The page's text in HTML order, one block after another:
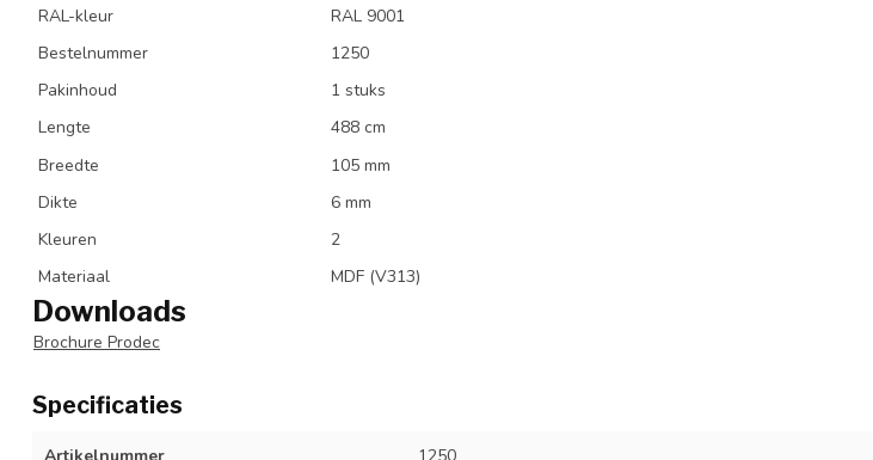
RAL-kleur
RAL 9001
Bestelnummer
1250
Pakinhoud
1 stuks
Lengte
488 cm
Breedte
105 mm
Dikte
6 mm
Kleuren
2
Materiaal
MDF (V313)
Downloads
Brochure Prodec
Specificaties
Artikelnummer 1250